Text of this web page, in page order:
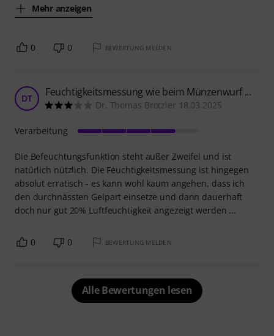
Mehr anzeigen
0 0 BEWERTUNG MELDEN
DT Feuchtigkeitsmessung wie beim Münzenwurf ...
Dr. Thomas Brotzler 18.03.2025
Die Befeuchtungsfunktion steht außer Zweifel und ist
natürlich nützlich. Die Feuchtigkeitsmessung ist hingegen
absolut erratisch - es kann wohl kaum angehen, dass ich
den durchnässten Gelpart einsetze und dann dauerhaft
doch nur gut 20% Luftfeuchtigkeit angezeigt werden ...
Verarbeitung
0 0 BEWERTUNG MELDEN
Alle Bewertungen lesen